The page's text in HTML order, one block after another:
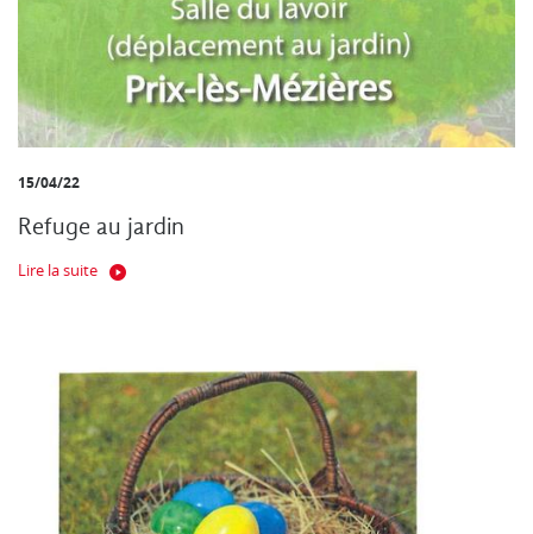
15/04/22
Refuge au jardin
Lire la suite